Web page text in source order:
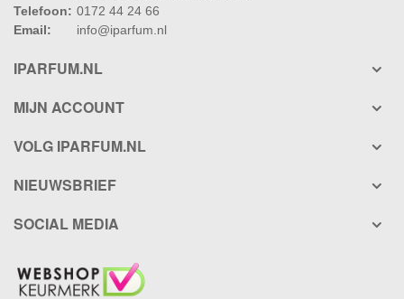
Telefoon: 0172 44 24 66
Email:
info@iparfum.nl
IPARFUM.NL
MIJN ACCOUNT
VOLG IPARFUM.NL
NIEUWSBRIEF
SOCIAL MEDIA